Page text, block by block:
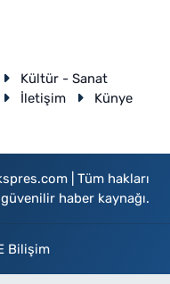
Kültür - Sanat
İletişim Künye
| Tüm hakları
güvenilir haber kaynağı.
Bilişim